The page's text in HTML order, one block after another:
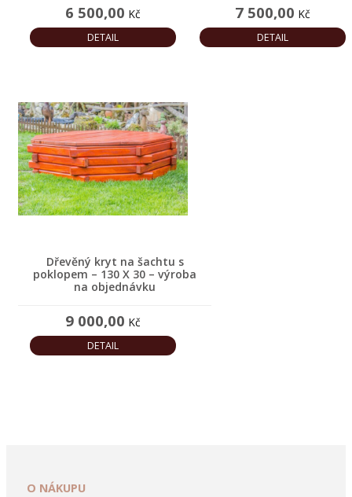
6 500,00 Kč
DETAIL
7 500,00 Kč
DETAIL
Dřevěný kryt na šachtu s
poklopem – 130 X 30 – výroba
na objednávku
9 000,00 Kč
DETAIL
O NÁKUPU